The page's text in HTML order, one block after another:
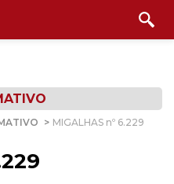
> MIGALHAS nº 6.229